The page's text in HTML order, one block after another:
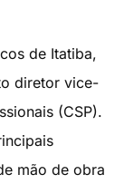
de Itatiba,
diretor vice-
(CSP).
mão de obra